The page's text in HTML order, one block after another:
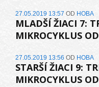
27.05.2019 13:57 OD HOBA
MLADŠÍ ŽIACI 7:
MIKROCYKLUS
27.05.2019 13:56 OD HOBA
STARŠÍ ŽIACI 9:
MIKROCYKLUS